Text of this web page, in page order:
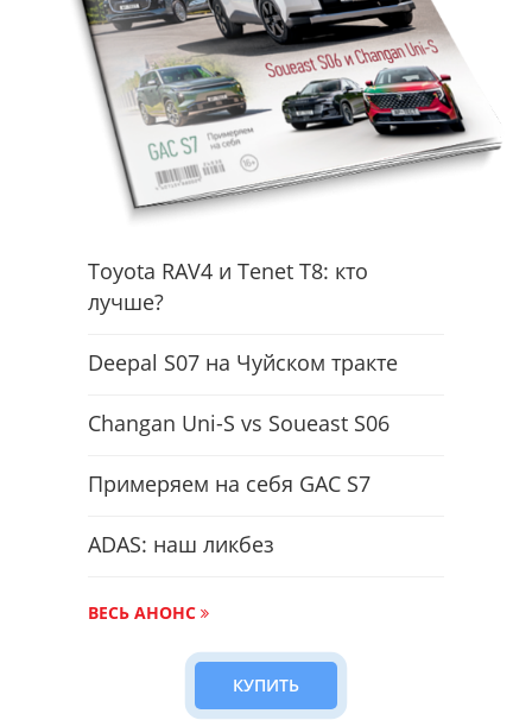
Toyota RAV4 и Tenet T8: кто
лучше?
Deepal S07 на Чуйском тракте
Changan Uni-S vs Soueast S06
Примеряем на себя GAC S7
ADAS: наш ликбез
ВЕСЬ АНОНС
КУПИТЬ